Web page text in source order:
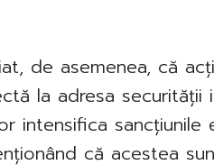
de asemenea, că
la adresa
intensifica sancțiunile
că acestea